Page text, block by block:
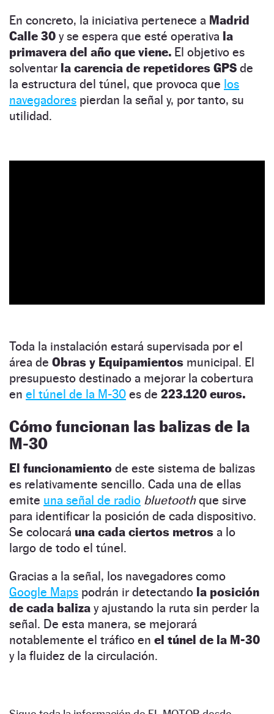
En concreto, la iniciativa pertenece a Madrid
Calle 30 y se espera que esté operativa la
primavera del año que viene. El objetivo es
solventar la carencia de repetidores GPS de
la estructura del túnel, que provoca que los
navegadores pierdan la señal y, por tanto, su
utilidad.
Toda la instalación estará supervisada por el
área de Obras y Equipamientos municipal. El
presupuesto destinado a mejorar la cobertura
en el túnel de la M-30 es de 223.120 euros.
Cómo funcionan las balizas de la
M-30
El funcionamiento de este sistema de balizas
es relativamente sencillo. Cada una de ellas
emite una señal de radio bluetoothque sirve
para identificar la posición de cada dispositivo.
Se colocará una cada ciertos metros a lo
largo de todo el túnel.
Gracias a la señal, los navegadores como
Google Maps podrán ir detectando la posición
de cada baliza y ajustando la ruta sin perder la
señal. De esta manera, se mejorará
notablemente el tráfico en el túnel de la M-30
y la fluidez de la circulación.